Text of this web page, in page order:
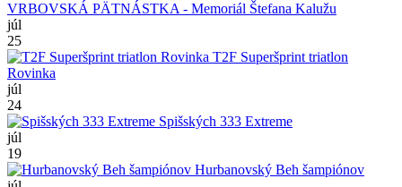
VRBOVSKÁ PÄTNÁSTKA - Memoriál Štefana Kalužu
júl
25
T2F Superšprint triatlon
Rovinka
júl
24
Spišských 333 Extreme
júl
19
Hurbanovský Beh šampiónov